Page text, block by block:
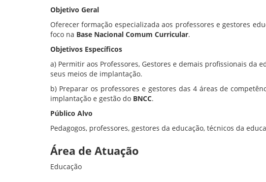
Objetivo Geral
Oferecer formação especializada aos professores e gestores
foco na Base Nacional Comum Curricular.
Objetivos Específicos
a) Permitir aos Professores, Gestores e demais profissionais da
seus meios de implantação.
b) Preparar os professores e gestores das 4 áreas de
implantação e gestão do BNCC.
Público Alvo
Pedagogos, professores, gestores da educação, técnicos da
Área de Atuação
Educação